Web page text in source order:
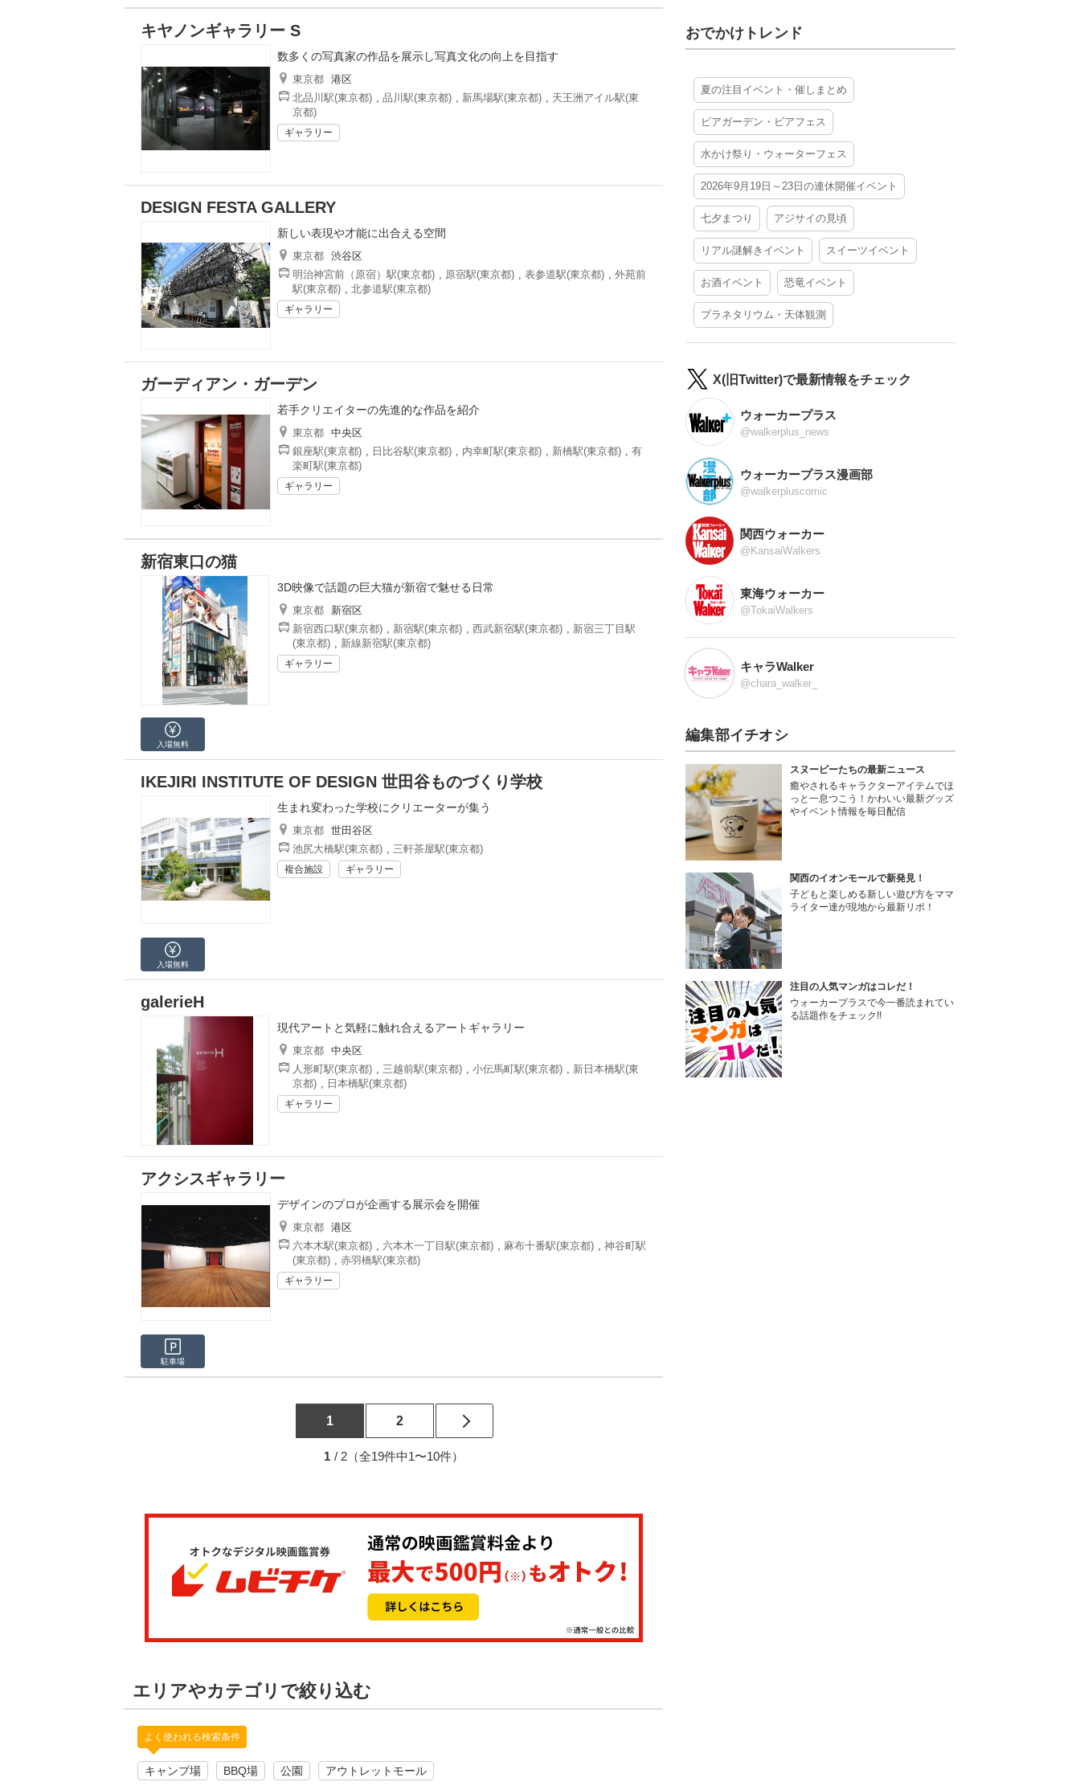
キヤノンギャラリー S
数多くの写真家の作品を展示し写真文化の向上を目指す
東京都 港区
北品川駅(東京都) , 品川駅(東京都) , 新馬場駅(東京都) , 天王洲アイル駅(東
京都)
ギャラリー
DESIGN FESTA GALLERY
新しい表現や才能に出合える空間
東京都 渋谷区
明治神宮前（原宿）駅(東京都) , 原宿駅(東京都) , 表参道駅(東京都) , 外苑前
駅(東京都) , 北参道駅(東京都)
ギャラリー
ガーディアン・ガーデン
若手クリエイターの先進的な作品を紹介
東京都 中央区
銀座駅(東京都) , 日比谷駅(東京都) , 内幸町駅(東京都) , 新橋駅(東京都) , 有
楽町駅(東京都)
ギャラリー
新宿東口の猫
3D映像で話題の巨大猫が新宿で魅せる日常
東京都
新宿区
新宿西口駅(東京都) , 新宿駅(東京都) , 西武新宿駅(東京都) , 新宿三丁目駅
(東京都) , 新線新宿駅(東京都)
ギャラリー
入場無料
IKEJIRI INSTITUTE OF DESIGN 世田谷ものづくり学校
生まれ変わった学校にクリエーターが集う
東京都 世田谷区
池尻大橋駅(東京都) , 三軒茶屋駅(東京都)
複合施設 ギャラリー
入場無料
galerieH
現代アートと気軽に触れ合えるアートギャラリー
東京都 中央区
人形町駅(東京都) , 三越前駅(東京都) , 小伝馬町駅(東京都) , 新日本橋駅(東
京都) , 日本橋駅(東京都)
ギャラリー
アクシスギャラリー
デザインのプロが企画する展示会を開催
東京都 港区
六本木駅(東京都) , 六本木一丁目駅(東京都) , 麻布十番駅(東京都) , 神谷町駅
(東京都) , 赤羽橋駅(東京都)
ギャラリー
駐車場
1 2
1 / 2（全19件中1〜10件）
エリアやカテゴリで絞り込む
よく使われる検索条件
キャンプ場 BBQ場 公園 アウトレットモール
おでかけトレンド
夏の注目イベント・催しまとめ
ビアガーデン・ビアフェス
水かけ祭り・ウォーターフェス
2026年9月19日～23日の連休開催イベント
七夕まつり アジサイの見頃
リアル謎解きイベント スイーツイベント
お酒イベント 恐竜イベント
プラネタリウム・天体観測
X(旧Twitter)で最新情報をチェック
ウォーカープラス
@walkerplus_news
ウォーカープラス漫画部
@walkerpluscomic
関西ウォーカー
@KansaiWalkers
東海ウォーカー
@TokaiWalkers
キャラWalker
@chara_walker_
編集部イチオシ
スヌーピーたちの最新ニュース
癒やされるキャラクターアイテムでほ
っと一息つこう！かわいい最新グッズ
やイベント情報を毎日配信
関西のイオンモールで新発見！
子どもと楽しめる新しい遊び方をママ
ライター達が現地から最新リポ！
注目の人気マンガはコレだ！
ウォーカープラスで今一番読まれてい
る話題作をチェック!!